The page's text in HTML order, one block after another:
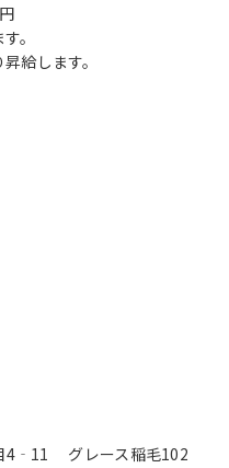
。
給します。
4‐11 グレース稲毛102